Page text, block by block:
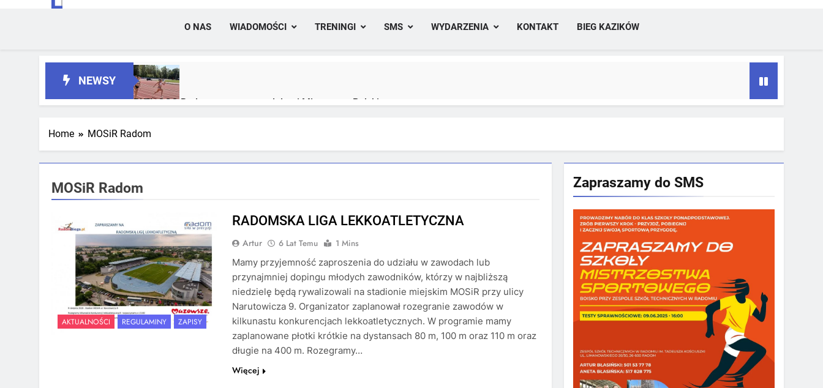
O NAS WIADOMOŚCI TRENINGI SMS WYDARZENIA KONTAKT BIEG KAZIKÓW
NEWSY
RLTL GGG Radom z trzema medalami Mistrzostw Polski
RLTL GGG Radom na podium klasyfikacji medalowej mistrzostw Polski U23 w Krakowie
Home MOSiR Radom
MOSiR Radom
AKTUALNOŚCI REGULAMINY ZAPISY
RADOMSKA LIGA LEKKOATLETYCZNA
Artur 6 Lat Temu
1 Mins
Mamy przyjemność zaproszenia do udziału w zawodach lub
przynajmniej dopingu młodych zawodników, którzy w najbliższą
niedzielę będą rywalizowali na stadionie miejskim MOSiR przy ulicy
Narutowicza 9. Organizator zaplanował rozegranie zawodów w
kilkunastu konkurencjach lekkoatletycznych. W programie mamy
zaplanowane płotki krótkie na dystansach 80 m, 100 m oraz 110 m oraz
długie na 400 m. Rozegramy…
Więcej
Zapraszamy do SMS